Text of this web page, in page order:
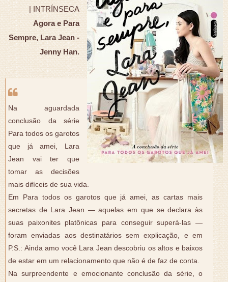
| INTRÍNSECA
Agora e Para
Sempre, Lara Jean -
Jenny Han.
Na aguardada
conclusão da série
Para todos os garotos
que já amei, Lara
Jean vai ter que
tomar as decisões
mais difíceis de sua vida.
Em Para todos os garotos que já amei, as cartas mais
secretas de Lara Jean — aquelas em que se declara às
suas paixonites platônicas para conseguir superá-las —
foram enviadas aos destinatários sem explicação, e em
P.S.: Ainda amo você Lara Jean descobriu os altos e baixos
de estar em um relacionamento que não é de faz de conta.
Na surpreendente e emocionante conclusão da série, o